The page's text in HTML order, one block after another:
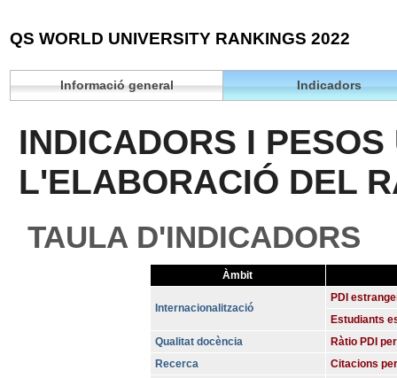
QS WORLD UNIVERSITY RANKINGS 2022
Informació general Indicadors
INDICADORS I
L'ELABORACIÓ DEL
TAULA D'INDICADORS
Àmbit
Internacionalització
PDI
Estudiants
Qualitat docència
Ràtio PDI
Recerca
Citacions